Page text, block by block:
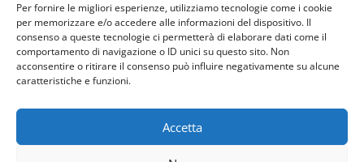
Per fornire le migliori esperienze, utilizziamo tecnologie come i cookie
per memorizzare e/o accedere alle informazioni del dispositivo. Il
consenso a queste tecnologie ci permetterà di elaborare dati come il
comportamento di navigazione o ID unici su questo sito. Non
acconsentire o ritirare il consenso può influire negativamente su alcune
caratteristiche e funzioni.
Accetta
Per maggiori informazioni
Per maggiori informazioni sulla Privacy Policy clicca qui sotto